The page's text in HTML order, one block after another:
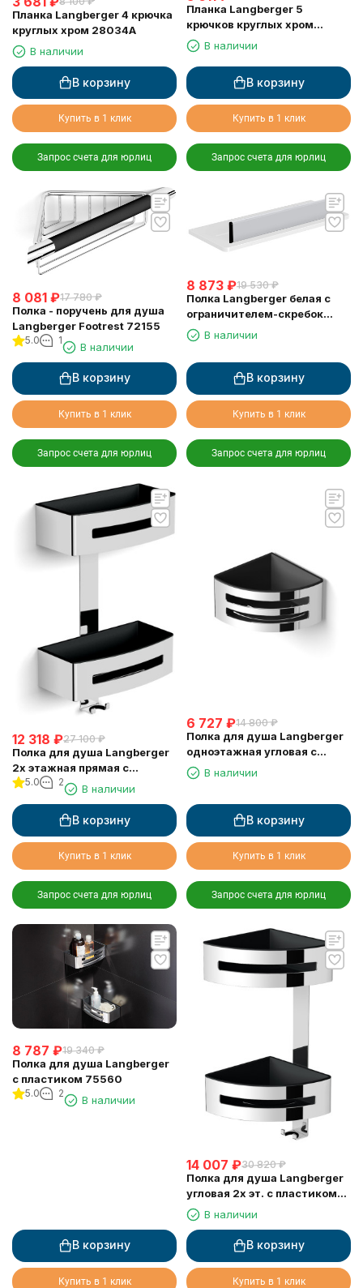
Планка Langberger 4 крючка
круглых хром 28034A
В наличии
В корзину
Купить в 1 клик
Запрос счета для юрлиц
Планка Langberger 5
крючков круглых хром
28035AВ наличии
В корзину
Купить в 1 клик
Запрос счета для юрлиц
8 081 ₽17 780 ₽
Полка - поручень для душа
Langberger Footrest 72155
5.0 1
В наличии
В корзину
Купить в 1 клик
Запрос счета для юрлиц
8 873 ₽19 530 ₽
Полка Langberger белая с
ограничителем-скребок
73351-WH
В наличии
В корзину
Купить в 1 клик
Запрос счета для юрлиц
12 318 ₽27 100 ₽
Полка для душа Langberger
2х этажная прямая с
пластиком 75762
5.0 2
В наличии
В корзину
Купить в 1 клик
Запрос счета для юрлиц
6 727 ₽14 800 ₽
Полка для душа Langberger
одноэтажная угловая с
пластиком 75660
В наличии
В корзину
Купить в 1 клик
Запрос счета для юрлиц
8 787 ₽19 340 ₽
Полка для душа Langberger
с пластиком 75560
5.0 2
В наличии
В корзину
Купить в 1 клик
14 007 ₽30 820 ₽
Полка для душа Langberger
угловая 2х эт. с пластиком
75862В наличии
В корзину
Купить в 1 клик